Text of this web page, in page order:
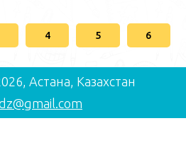
4 5 6
Астана, Казахстан